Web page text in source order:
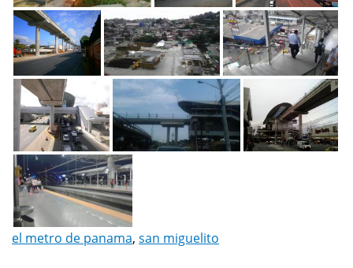
el metro de panama, san miguelito